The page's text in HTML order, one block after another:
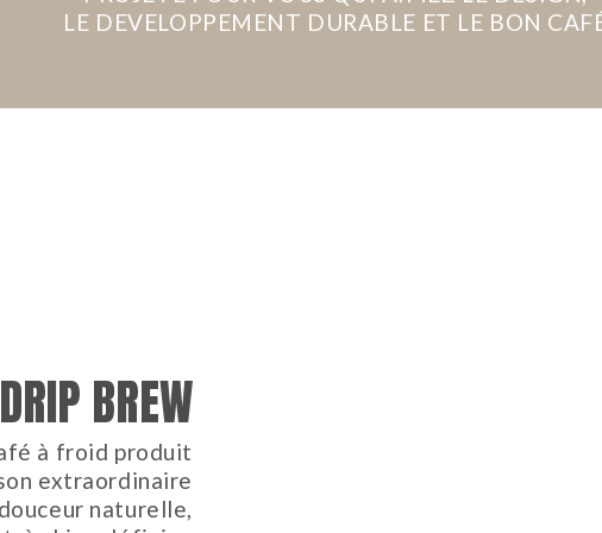
LE DEVELOPPEMENT DURABLE ET LE BON
BREW
à froid produit
extraordinaire
naturelle,